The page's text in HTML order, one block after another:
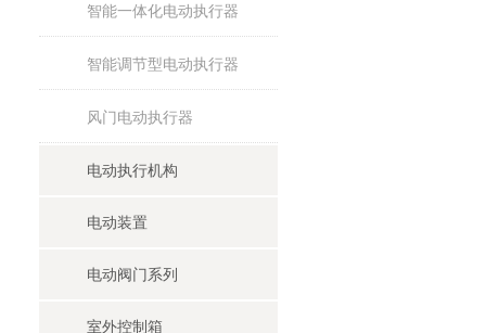
智能一体化电动执行器
智能调节型电动执行器
风门电动执行器
电动执行机构
电动装置
电动阀门系列
室外控制箱